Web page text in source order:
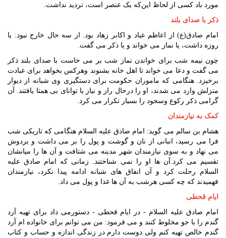
مورد باد کسی از لحاظ این‌که یک عنصر است، تردید نداشت.
ذکر با صدای بلند
امام صادق(ع) از اعاظم عباد و اکابر زهاد بود. از سه حال خارج نبود: یا
روزه داشت، یا نماز می خواند و یا ذکر می گفت.
چون نیمه شب برای خواندن نماز شب بر می خاست با صدای بلند ذکر
می گفت و دعا می خواند تا اهل خانه بشنوند وهرکس بخواهد برای عبادت
برخیزد. هنگامی که ماموران حکومت برای دستگیری وی شبانه از دیوار
منزلش وارد می شدند، او را درحال راز و نیاز با توانای بی همتا یافتند. آن
گرامی ذکر رکوع وسجود را بسیار تکرار می کرد.
کمک به نیازمندان
هشام بن سالم می گوید: امام صادق علیه السلام هنگامی که تاریکی شب
فرا می رسید، انبانی از نان و گوشت و پول را بر می داشت و بردوش
می نهاد و به سوی نیازمندان شهر مدینه می شتافت و آن ها را میانشان
تقسیم می کرد.آن ها او را نمی شناختند. زمانی که امام صادق علیه
السلام رحلت کرد و آن انفاق های شبانه ادامه پیدا نکرد، نیازمندان
فهمیدند که چه کسی هرشب به آن ها غذا و پول می داد.
ایام قحطی
امام صادق علیه السلام - در ایام قحطی - دستورمی داد برای تهیه آرد
گندم را با جو مخلوط کنند و می فرمود: من می توانم برای خانواده ام آرد
گندم خالص تهیه کنم ولی دوست دارم در زندگی اندازه و حساب و کتاب